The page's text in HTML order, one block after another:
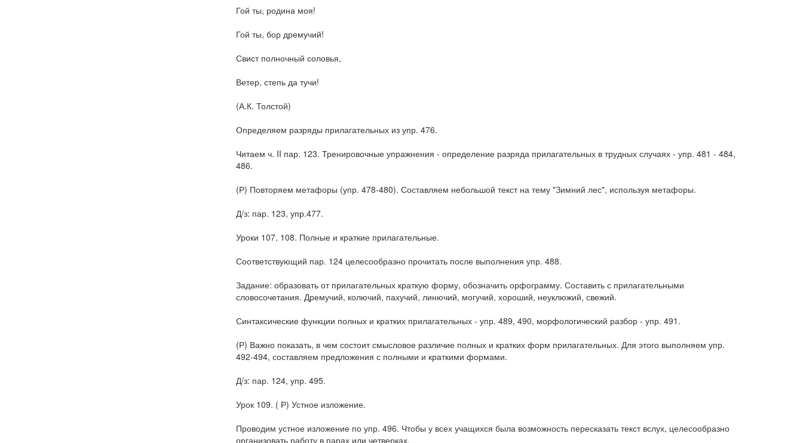
Гой ты, родина моя!
Гой ты, бор дремучий!
Свист полночный соловья,
Ветер, степь да тучи!
(А.К. Толстой)
Определяем разряды прилагательных из упр. 476.
Читаем ч. II пар. 123. Тренировочные упражнения - определение разряда прилагательных в трудных случаях - упр. 481 - 484,
486.
(Р) Повторяем метафоры (упр. 478-480). Составляем небольшой текст на тему "Зимний лес", используя метафоры.
Д/з: пар. 123, упр.477.
Уроки 107, 108. Полные и краткие прилагательные.
Соответствующий пар. 124 целесообразно прочитать после выполнения упр. 488.
Задание: образовать от прилагательных краткую форму, обозначить орфограмму. Составить с прилагательными
словосочетания. Дремучий, колючий, пахучий, линючий, могучий, хороший, неуклюжий, свежий.
Синтаксические функции полных и кратких прилагательных - упр. 489, 490, морфологический разбор - упр. 491.
(Р) Важно показать, в чем состоит смысловое различие полных и кратких форм прилагательных. Для этого выполняем упр.
492-494, составляем предложения с полными и краткими формами.
Д/з: пар. 124, упр. 495.
Урок 109. ( Р) Устное изложение.
Проводим устное изложение по упр. 496. Чтобы у всех учащихся была возможность пересказать текст вслух, целесообразно
организовать работу в парах или четверках.